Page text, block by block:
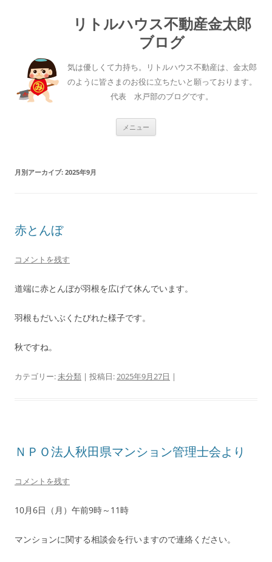
リトルハウス不動産金太郎
ブログ
気は優しくて力持ち。リトルハウス不動産は、金太郎
のように皆さまのお役に立ちたいと願っております。
代表 水戸部のブログです。
メニュー
月別アーカイブ: 2025年9月
赤とんぼ
コメントを残す
道端に赤とんぼが羽根を広げて休んでいます。
羽根もだいぶくたびれた様子です。
秋ですね。
カテゴリー:未分類 | 投稿日:2025年9月27日 |
ＮＰＯ法人秋田県マンション管理士会より
コメントを残す
10月6日（月）午前9時～11時
マンションに関する相談会を行いますので連絡ください。